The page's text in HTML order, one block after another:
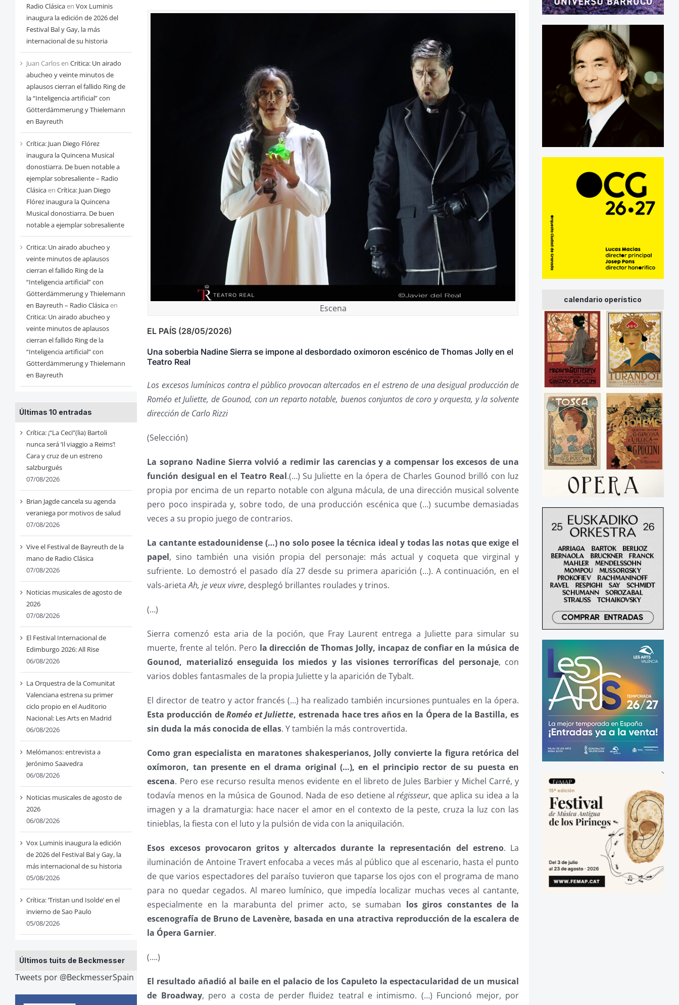
Radio Clásicaen Vox Luminis
inaugura la edición de 2026 del
Festival Bal y Gay, la más
internacional de su historia
Juan Carlosen Critica: Un airado
abucheo y veinte minutos de
aplausos cierran el fallido Ring de
la “Inteligencia artificial” con
Götterdämmerung y Thielemann
en Bayreuth
Crítica: Juan Diego Flórez
inaugura la Quincena Musical
donostiarra. De buen notable a
ejemplar sobresaliente – Radio
Clásicaen Crítica: Juan Diego
Flórez inaugura la Quincena
Musical donostiarra. De buen
notable a ejemplar sobresaliente
Critica: Un airado abucheo y
veinte minutos de aplausos
cierran el fallido Ring de la
“Inteligencia artificial” con
Götterdämmerung y Thielemann
en Bayreuth – Radio Clásicaen
Critica: Un airado abucheo y
veinte minutos de aplausos
cierran el fallido Ring de la
“Inteligencia artificial” con
Götterdämmerung y Thielemann
en Bayreuth
Últimas 10 entradas
Crítica: ¡“La Ceci”(lia) Bartoli
nunca será ‘Il viaggio a Reims’!
Cara y cruz de un estreno
salzburgués
07/08/2026
Brian Jagde cancela su agenda
veraniega por motivos de salud
07/08/2026
Vive el Festival de Bayreuth de la
mano de Radio Clásica
07/08/2026
Noticias musicales de agosto de
2026
07/08/2026
El Festival Internacional de
Edimburgo 2026: All Rise
06/08/2026
La Orquestra de la Comunitat
Valenciana estrena su primer
ciclo propio en el Auditorio
Nacional: Les Arts en Madrid
06/08/2026
Melómanos: entrevista a
Jerónimo Saavedra
06/08/2026
Noticias musicales de agosto de
2026
06/08/2026
Vox Luminis inaugura la edición
de 2026 del Festival Bal y Gay, la
más internacional de su historia
05/08/2026
Crítica: ‘Tristan und Isolde’ en el
invierno de Sao Paulo
05/08/2026
Últimos tuits de Beckmesser
Tweets por @BeckmesserSpain
Escena
EL PAÍS (28/05/2026)
Una soberbia Nadine Sierra se impone al desbordado oxímoron escénico de Thomas Jolly en el
Teatro Real
Los excesos lumínicos contra el público provocan altercados en el estreno de una desigual producción de
Roméo et Juliette, de Gounod, con un reparto notable, buenos conjuntos de coro y orquesta, y la solvente
dirección de Carlo Rizzi
(Selección)
La soprano Nadine Sierra volvió a redimir las carencias y a compensar los excesos de una
función desigual en el Teatro Real.(…) Su Juliette en la ópera de Charles Gounod brilló con luz
propia por encima de un reparto notable con alguna mácula, de una dirección musical solvente
pero poco inspirada y, sobre todo, de una producción escénica que (…) sucumbe demasiadas
veces a su propio juego de contrarios.
La cantante estadounidense (…) no solo posee la técnica ideal y todas las notas que exige el
papel, sino también una visión propia del personaje: más actual y coqueta que virginal y
sufriente. Lo demostró el pasado día 27 desde su primera aparición (…). A continuación, en el
vals-arietaAh, je veux vivre, desplegó brillantes roulades y trinos.
(…)
Sierra comenzó esta aria de la poción, que Fray Laurent entrega a Juliette para simular su
muerte, frente al telón. Pero la dirección de Thomas Jolly, incapaz de confiar en la música de
Gounod, materializó enseguida los miedos y las visiones terroríficas del personaje, con
varios dobles fantasmales de la propia Juliette y la aparición de Tybalt.
El director de teatro y actor francés (…) ha realizado también incursiones puntuales en la ópera.
Esta producción deRoméo et Juliette, estrenada hace tres años en la Ópera de la Bastilla, es
sin duda la más conocida de ellas. Y también la más controvertida.
Como gran especialista en maratones shakesperianos, Jolly convierte la figura retórica del
oxímoron, tan presente en el drama original (…), en el principio rector de su puesta en
escena. Pero ese recurso resulta menos evidente en el libreto de Jules Barbier y Michel Carré, y
todavía menos en la música de Gounod. Nada de eso detiene alrégisseur, que aplica su idea a la
imagen y a la dramaturgia: hace nacer el amor en el contexto de la peste, cruza la luz con las
tinieblas, la fiesta con el luto y la pulsión de vida con la aniquilación.
Esos excesos provocaron gritos y altercados durante la representación del estreno. La
iluminación de Antoine Travert enfocaba a veces más al público que al escenario, hasta el punto
de que varios espectadores del paraíso tuvieron que taparse los ojos con el programa de mano
para no quedar cegados. Al mareo lumínico, que impedía localizar muchas veces al cantante,
especialmente en la marabunta del primer acto, se sumaban los giros constantes de la
escenografía de Bruno de Lavenère, basada en una atractiva reproducción de la escalera de
la Ópera Garnier.
(….)
El resultado añadió al baile en el palacio de los Capuleto la espectacularidad de un musical
de Broadway, pero a costa de perder fluidez teatral e intimismo. (…) Funcionó mejor, por
calendario operístico